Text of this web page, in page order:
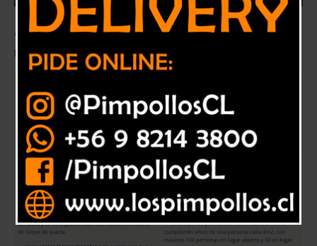
Ambas comunas pasan a fase 3, de preparación, según lo informado
por el Ministro de Salud.